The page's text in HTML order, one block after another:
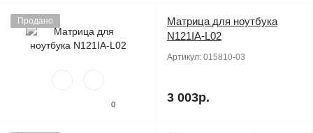
Продано
0
Матрица для ноутбука
N121IA-L02
Артикул: 015810-03
3 003р.